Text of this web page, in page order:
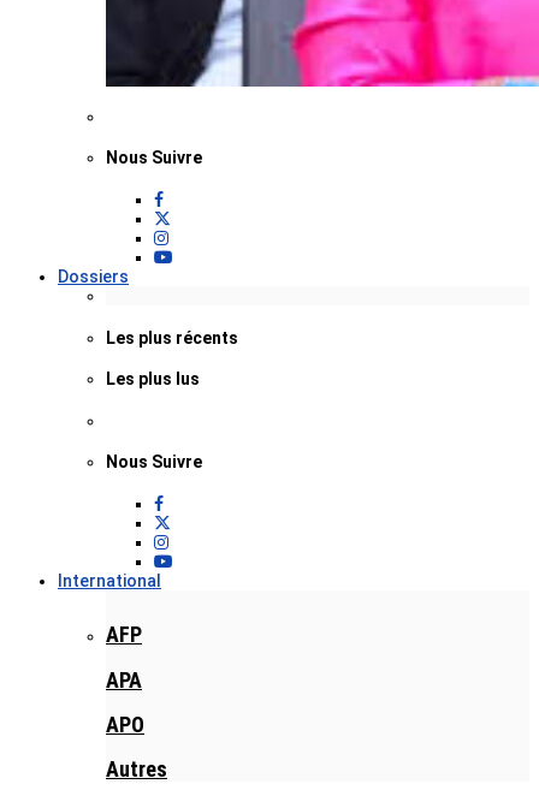
Nous Suivre
Dossiers
Les plus récents
Les plus lus
Nous Suivre
International
AFP
APA
APO
Autres